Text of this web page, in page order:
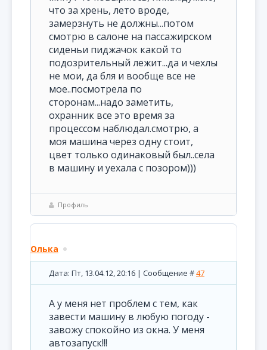
что за хрень, лето вроде,
замерзнуть не должны...потом
смотрю в салоне на пассажирском
сиденьи пиджачок какой то
подозрительный лежит...да и чехлы
не мои, да бля и вообще все не
мое..посмотрела по
сторонам...надо заметить,
охранник все это время за
процессом наблюдал.смотрю, а
моя машина через одну стоит,
цвет только одинаковый был..села
в машину и уехала с позором)))
Профиль
Олька
Дата: Пт, 13.04.12, 20:16 | Сообщение #47
А у меня нет проблем с тем, как
завести машину в любую погоду -
завожу спокойно из окна. У меня
автозапуск!!!